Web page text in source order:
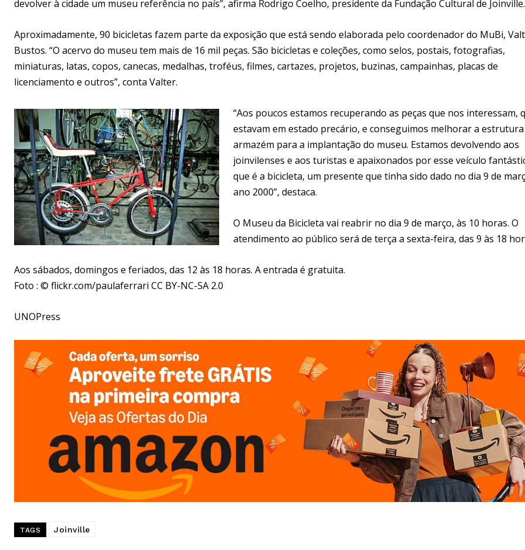
devolver à cidade um museu referência no país”, afirma Rodrigo Coelho, presidente da Fundação Cultural de Joinville.
Aproximadamente, 90 bicicletas fazem parte da exposição que está sendo elaborada pelo coordenador do MuBi,
Bustos. “O acervo do museu tem mais de 16 mil peças. São bicicletas e coleções, como selos, postais, fotografias,
miniaturas, latas, copos, canecas, medalhas, troféus, filmes, cartazes, projetos, buzinas, campainhas, placas de
licenciamento e outros”, conta Valter.
“Aos poucos estamos recuperando as peças que nos interessam,
estavam em estado precário, e conseguimos melhorar a
armazém para a implantação do museu. Estamos devolvendo aos
joinvilenses e aos turistas e apaixonados por esse veículo
que é a bicicleta, um presente que tinha sido dado no dia 9 de
ano 2000”, destaca.
O Museu da Bicicleta vai reabrir no dia 9 de março, às 10 horas. O
atendimento ao público será de terça a sexta-feira, das 9 às 18
Aos sábados, domingos e feriados, das 12 às 18 horas. A entrada é gratuita.
Foto : © flickr.com/paulaferrari CC BY-NC-SA 2.0
UNOPress
TAGS Joinville